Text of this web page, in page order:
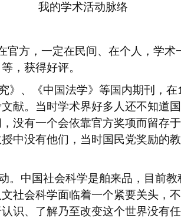
我的学术活动脉络
官方，一定在民间、在个人，学
，获得好评。
》、《中国法学》等国内期刊，在
献。当时学术界好多人还不知道
没有一个会依靠官方奖项而留存
中没有他们，当时国民党奖励的
。中国社会科学是舶来品，目前
社会科学面临着一个紧要关头，
识、了解乃至改变这个世界没有